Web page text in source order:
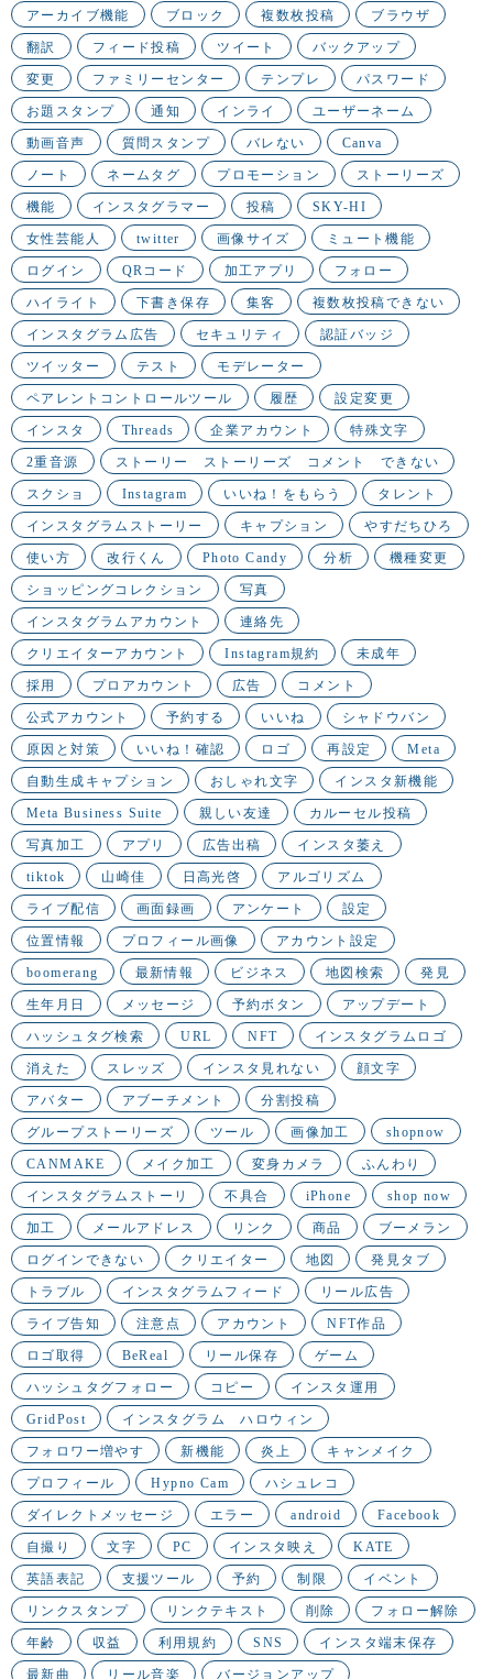
アーカイブ機能 ブロック 複数枚投稿 ブラウザ
翻訳 フィード投稿 ツイート バックアップ
変更 ファミリーセンター テンプレ パスワード
お題スタンプ 通知 インライ ユーザーネーム
動画音声 質問スタンプ バレない Canva
ノート ネームタグ プロモーション ストーリーズ
機能 インスタグラマー 投稿 SKY-HI
女性芸能人 twitter 画像サイズ ミュート機能
ログイン QRコード 加工アプリ フォロー
ハイライト 下書き保存 集客 複数枚投稿できない
インスタグラム広告 セキュリティ 認証バッジ
ツイッター テスト モデレーター
ペアレントコントロールツール 履歴 設定変更
インスタ Threads 企業アカウント 特殊文字
2重音源 ストーリー ストーリーズ コメント できない
スクショ Instagram いいね！をもらう タレント
インスタグラムストーリー キャプション やすだちひろ
使い方 改行くん Photo Candy 分析 機種変更
ショッピングコレクション 写真
インスタグラムアカウント 連絡先
クリエイターアカウント Instagram規約 未成年
採用 プロアカウント 広告 コメント
公式アカウント 予約する いいね シャドウバン
原因と対策 いいね！確認 ロゴ 再設定 Meta
自動生成キャプション おしゃれ文字 インスタ新機能
Meta Business Suite 親しい友達 カルーセル投稿
写真加工 アプリ 広告出稿 インスタ萎え
tiktok 山崎佳 日高光啓 アルゴリズム
ライブ配信 画面録画 アンケート 設定
位置情報 プロフィール画像 アカウント設定
boomerang 最新情報 ビジネス 地図検索 発見
生年月日 メッセージ 予約ボタン アップデート
ハッシュタグ検索 URL NFT インスタグラムロゴ
消えた スレッズ インスタ見れない 顔文字
アバター アブーチメント 分割投稿
グループストーリーズ ツール 画像加工 shopnow
CANMAKE メイク加工 変身カメラ ふんわり
インスタグラムストーリ 不具合 iPhone shop now
加工 メールアドレス リンク 商品 ブーメラン
ログインできない クリエイター 地図 発見タブ
トラブル インスタグラムフィード リール広告
ライブ告知 注意点 アカウント NFT作品
ロゴ取得 BeReal リール保存 ゲーム
ハッシュタグフォロー コピー インスタ運用
GridPost インスタグラム ハロウィン
フォロワー増やす 新機能 炎上 キャンメイク
プロフィール Hypno Cam ハシュレコ
ダイレクトメッセージ エラー android Facebook
自撮り 文字 PC インスタ映え KATE
英語表記 支援ツール 予約 制限 イベント
リンクスタンプ リンクテキスト 削除 フォロー解除
年齢 収益 利用規約 SNS インスタ端末保存
最新曲 リール音楽 バージョンアップ